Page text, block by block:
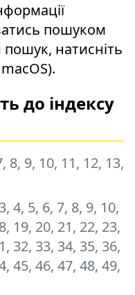
пошуком
натисніть
до індексу
8, 9, 10, 11, 12, 13,
4, 5, 6, 7, 8, 9, 10,
19, 20, 21, 22, 23,
32, 33, 34, 35, 36,
45, 46, 47, 48, 49,